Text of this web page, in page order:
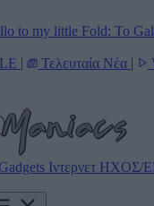
to my little Fold: Το
| Τελευταία Νέα |
Gadgets Ιντερνετ ΗΧΟΣ/